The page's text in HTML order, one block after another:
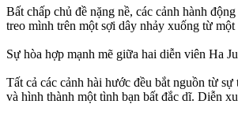
Bất chấp chủ đề nặng nề, các cảnh hành
treo mình trên một sợi dây nhảy xuống từ
Sự hòa hợp mạnh mẽ giữa hai diễn viên Ha
Tất cả các cảnh hài hước đều bắt nguồn từ
và hình thành một tình bạn bất đắc dĩ. Diễn